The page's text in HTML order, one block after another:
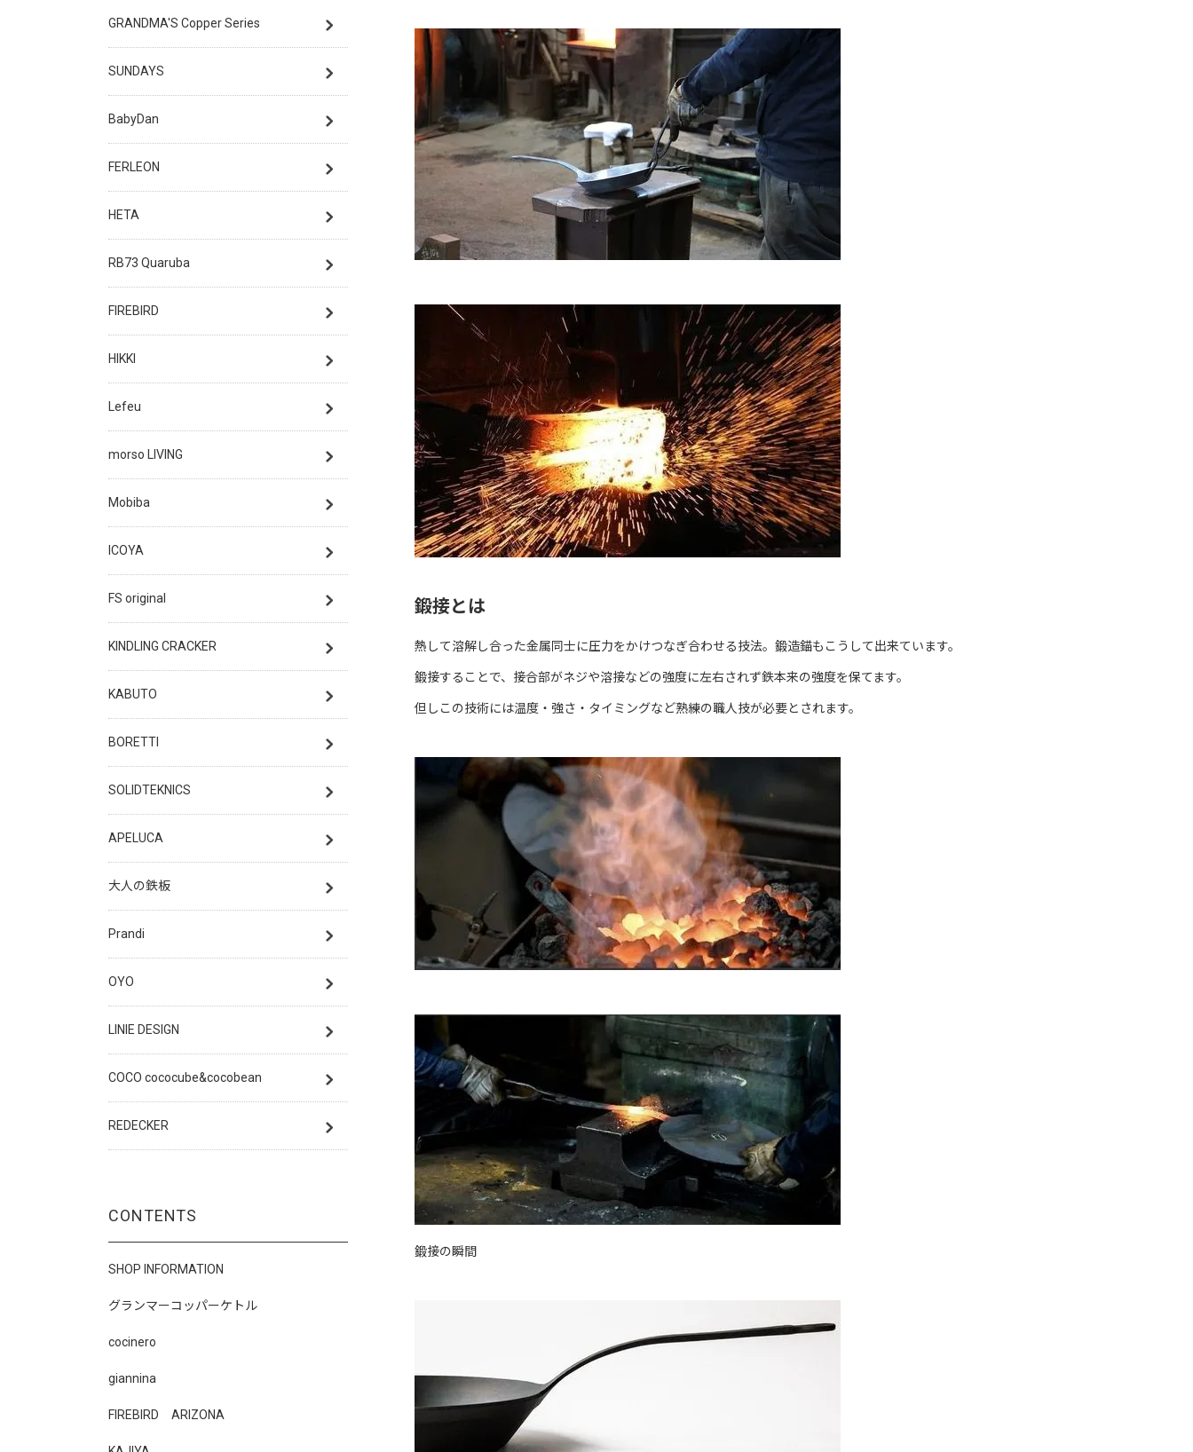
鍛接とは
熱して溶解し合った金属同士に圧力をかけつなぎ合わせる技法。鍛造錨もこうして出来ています。
鍛接することで、接合部がネジや溶接などの強度に左右されず鉄本来の強度を保てます。
但しこの技術には温度・強さ・タイミングなど熟練の職人技が必要とされます。
鍛接の瞬間
GRANDMA'S Copper Series
SUNDAYS
BabyDan
FERLEON
HETA
RB73 Quaruba
FIREBIRD
HIKKI
Lefeu
morso LIVING
Mobiba
ICOYA
FS original
KINDLING CRACKER
KABUTO
BORETTI
SOLIDTEKNICS
APELUCA
大人の鉄板
Prandi
OYO
LINIE DESIGN
COCO cococube&cocobean
REDECKER
CONTENTS
SHOP INFORMATION
グランマーコッパーケトル
cocinero
giannina
FIREBIRD ARIZONA